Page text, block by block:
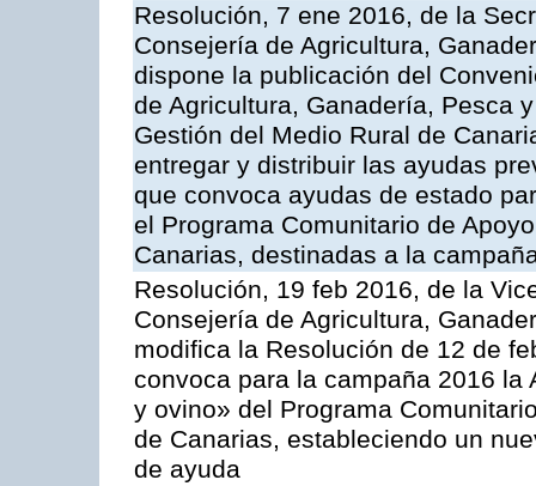
Resolución, 7 ene 2016, de la
Consejería de Agricultura,
dispone la publicación del
de Agricultura, Ganadería, Pesca
Gestión del Medio Rural de
entregar y distribuir las ayudas
que convoca ayudas de estado
el Programa Comunitario de
Canarias, destinadas a la
Resolución, 19 feb 2016, de la
Consejería de Agricultura,
modifica la Resolución de 12 de
convoca para la campaña 2016
y ovino» del Programa
de Canarias, estableciendo un
de ayuda